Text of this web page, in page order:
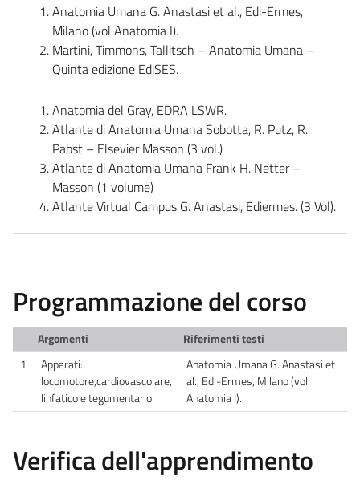
Anatomia Umana G. Anastasi et al., Edi-Ermes,
Milano (vol Anatomia I).
Martini, Timmons, Tallitsch – Anatomia Umana –
Quinta edizione EdiSES.
Anatomia del Gray, EDRA LSWR.
Atlante di Anatomia Umana Sobotta, R. Putz, R.
Pabst – Elsevier Masson (3 vol.)
Atlante di Anatomia Umana Frank H. Netter –
Masson (1 volume)
Atlante Virtual Campus G. Anastasi, Ediermes. (3 Vol).
Programmazione del corso
Argomenti
Riferimenti testi
1
Apparati:
locomotore,cardiovascolare,
linfatico e tegumentario
Anatomia Umana G. Anastasi et
al., Edi-Ermes, Milano (vol
Anatomia I).
Verifica dell'apprendimento